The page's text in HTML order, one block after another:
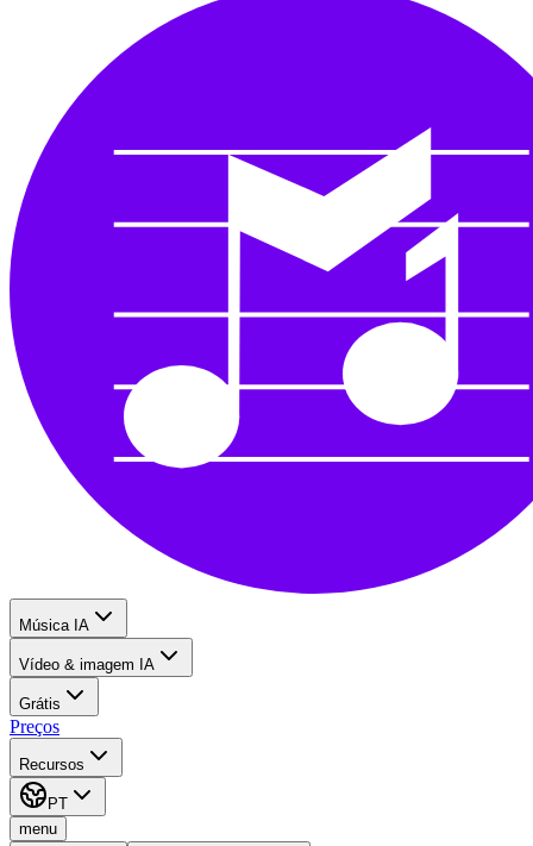
Música IA
Vídeo & imagem IA
Grátis
Preços
Recursos
PT
menu